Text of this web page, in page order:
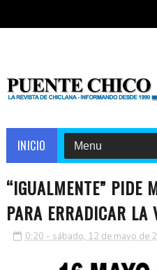
INICIO
“IGUALMENTE” PIDE
PARA ERRADICAR
0:20 - sábado, 12 de mayo de